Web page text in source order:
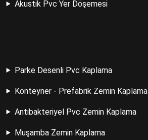
Akustik Pvc Yer Döşemesi
Parke Desenli Pvc Kaplama
Konteyner - Prefabrik Zemin Kaplama
Antibakteriyel Pvc Zemin Kaplama
Muşamba Zemin Kaplama